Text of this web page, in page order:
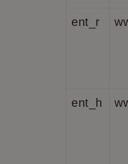
ent_r
ent_h